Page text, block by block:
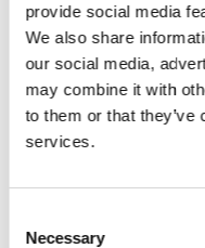
provide social media
We also share
our social media,
may combine it with
to them or that
services.
Selection
Necessary